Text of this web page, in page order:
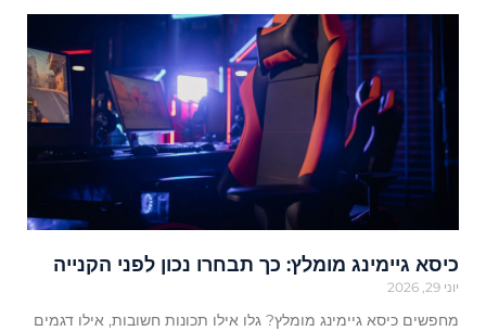
כיסא גיימינג מומלץ: כך תבחרו נכון לפני הקנייה
יוני 29, 2026
מחפשים כיסא גיימינג מומלץ? גלו אילו תכונות חשובות, אילו דגמים